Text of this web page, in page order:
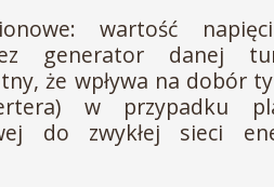
wartość
generator danej
że wpływa na dobór
w przypadku
do zwykłej sieci